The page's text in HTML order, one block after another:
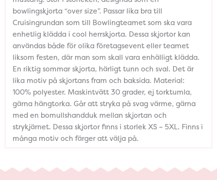
bowlingskjorta “over size”. Passar lika bra till
Cruisingrundan som till Bowlingteamet som ska vara
enhetlig klädda i cool herrskjorta. Dessa skjortor kan
användas både för olika företagsevent eller teamet
liksom festen, där man som skall vara enhälligt klädda.
En riktig sommar skjorta, härligt tunn och sval. Det är
lika motiv på skjortans fram och baksida. Material:
100% polyester. Maskintvätt 30 grader, ej torktumla,
gärna hängtorka. Går att stryka på svag värme, gärna
med en bomullshandduk mellan skjortan och
strykjärnet. Dessa skjortor finns i storlek XS – 5XL. Finns i
många motiv och färger att välja på.